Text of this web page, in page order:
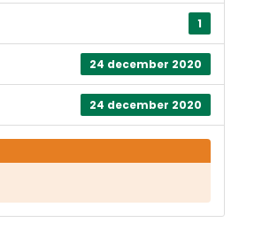
1
24 december 2020
24 december 2020